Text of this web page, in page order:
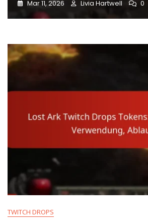
Mar 11, 2026 Livia Hartwell 0
TWITCH DROPS